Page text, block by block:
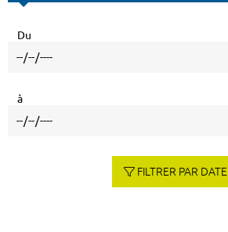
Du
à
FILTRER PAR DATE